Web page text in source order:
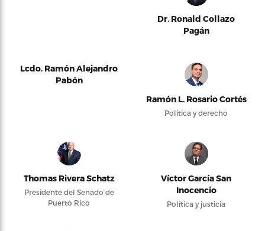
Dr. Ronald Collazo
Pagán
Lcdo. Ramón Alejandro
Pabón
Ramón L. Rosario Cortés
Política y derecho
Thomas Rivera Schatz
Presidente del Senado de
Puerto Rico
Víctor García San
Inocencio
Política y justicia